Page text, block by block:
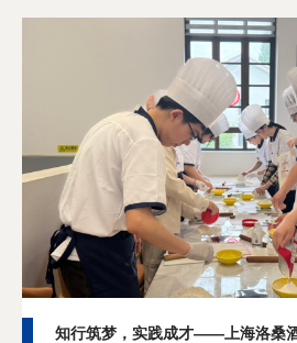
知行筑梦，实践成才——上海洛桑